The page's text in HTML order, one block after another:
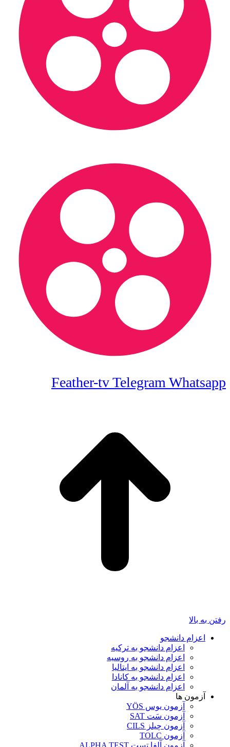
Feather-tvTelegram Whatsapp
رفتن به بالا
اعزام دانشجو
اعزام دانشجو به ترکیه
اعزام دانشجو به روسیه
اعزام دانشجو به ایتالیا
اعزام دانشجو به کانادا
اعزام دانشجو به آلمان
آزمون ها
آزمون یوس YÖS
آزمون سَت SAT
آزمون چیلز CILS‌
آزمون TOLC
آزمون آلفا تست ALPHA TEST